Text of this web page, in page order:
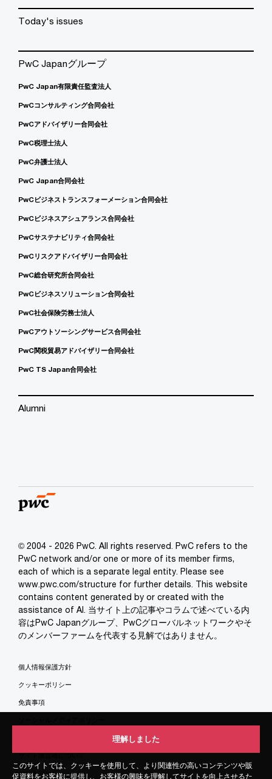
このサイトでは、クッキーを使用して、より関連性の高いコンテンツや販
促資料をお客様に提供し、お客様の興味を理解してサイトを向上させるた
理解しました
このサイトでは、クッキーを使用して、より関連性の高いコンテンツや販
促資料をお客様に提供し、お客様の興味を理解してサイトを向上させるた
理解しました
Today's issues
PwC Japanグループ
PwC Japan有限責任監査法人
PwCコンサルティング合同会社
PwCアドバイザリー合同会社
PwC税理士法人
PwC弁護士法人
PwC Japan合同会社
PwCビジネストランスフォーメーション合同会社
PwCビジネスアシュアランス合同会社
PwCサステナビリティ合同会社
PwCリスクアドバイザリー合同会社
PwC総合研究所合同会社
PwCビジネスソリューション合同会社
PwC社会保険労務士法人
PwCアウトソーシングサービス合同会社
PwC関税貿易アドバイザリー合同会社
PwC TS Japan合同会社
Alumni
© 2004 - 2026 PwC. All rights reserved. PwC refers to the
PwC network and/or one or more of its member firms,
each of which is a separate legal entity. Please see
www.pwc.com/structure for further details. This website
contains content generated by or created with the
assistance of AI. 当サイト上の記事やコラムで述べている内
容はPwC Japanグループ、PwCグローバルネットワークやそ
のメンバーファームを代表する見解ではありません。
個人情報保護方針
クッキーポリシー
免責事項
サイト運営者について
サイトマップ